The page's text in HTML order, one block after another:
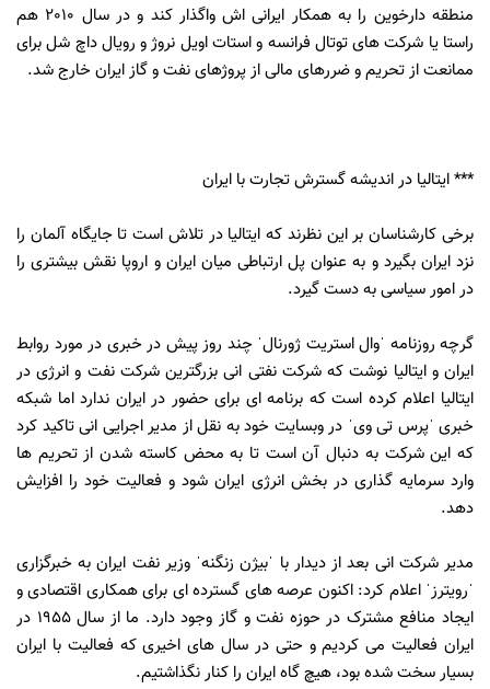
منطقه دارخوین را به همکار ایرانی اش واگذار کند و در سال 2010 هم
راستا یا شرکت های توتال فرانسه و استات اویل نروژ و رویال داچ شل برای
ممانعت از تحریم و ضررهای مالی از پروژهای نفت و گاز ایران خارج شد.
*** ایتالیا در اندیشه گسترش تجارت با ایران
برخی کارشناسان بر این نظرند که ایتالیا در تلاش است تا جایگاه آلمان را
نزد ایران بگیرد و به عنوان پل ارتباطی میان ایران و اروپا نقش بیشتری را
در امور سیاسی به دست گیرد.
گرچه روزنامه ˈوال استریت ژورنالˈ چند روز پیش در خبری در مورد روابط
ایران و ایتالیا نوشت که شرکت نفتی انی بزرگترین شرکت نفت و انرژی در
ایتالیا اعلام کرده است که برنامه ای برای حضور در ایران ندارد اما شبکه
خبری ˈپرس تی ویˈ در وبسایت خود به نقل از مدیر اجرایی انی تاکید کرد
که این شرکت به دنبال آن است تا به محض کاسته شدن از تحریم ها
وارد سرمایه گذاری در بخش انرژی ایران شود و فعالیت خود را افزایش
دهد.
مدیر شرکت انی بعد از دیدار با ˈبیژن زنگنهˈ وزیر نفت ایران به خبرگزاری
ˈرویترزˈ اعلام کرد: اکنون عرصه های گسترده ای برای همکاری اقتصادی و
ایجاد منافع مشترک در حوزه نفت و گاز وجود دارد. ما از سال 1955 در
ایران فعالیت می کردیم و حتی در سال های اخیری که فعالیت با ایران
بسیار سخت شده بود، هیچ گاه ایران را کنار نگذاشتیم.